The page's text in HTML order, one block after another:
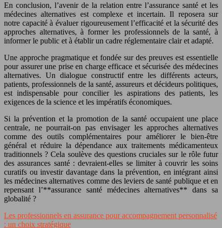
En conclusion, l’avenir de la relation entre l’assurance santé et les
médecines alternatives est complexe et incertain. Il reposera sur
notre capacité à évaluer rigoureusement l’efficacité et la sécurité des
approches alternatives, à former les professionnels de la santé, à
informer le public et à établir un cadre réglementaire clair et adapté.
Une approche pragmatique et fondée sur des preuves est essentielle
pour assurer une prise en charge efficace et sécurisée des médecines
alternatives. Un dialogue constructif entre les différents acteurs,
patients, professionnels de la santé, assureurs et décideurs politiques,
est indispensable pour concilier les aspirations des patients, les
exigences de la science et les impératifs économiques.
Si la prévention et la promotion de la santé occupaient une place
centrale, ne pourrait-on pas envisager les approches alternatives
comme des outils complémentaires pour améliorer le bien-être
général et réduire la dépendance aux traitements médicamenteux
traditionnels ? Cela soulève des questions cruciales sur le rôle futur
des assurances santé : devraient-elles se limiter à couvrir les soins
curatifs ou investir davantage dans la prévention, en intégrant ainsi
les médecines alternatives comme des leviers de santé publique et en
repensant l’**assurance santé médecines alternatives** dans sa
globalité ?
Les professionnels en assurance pour accompagnement personnalisé
: un choix stratégique